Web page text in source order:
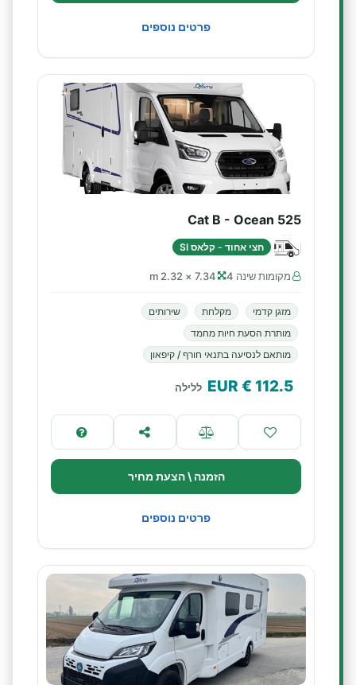
פרטים נוספים
Cat B - Ocean 525
חצי אחוד - קלאס SI
מקומות שינה 4 7.34 × 2.32 m
מזגן קדמי מקלחת
שירותים
מותרת הסעת חיות מחמד
מותאם לנסיעה בתנאי חורף / קיפאון
112.5
€ EUR ללילה
הזמנה \ הצעת מחיר
פרטים נוספים